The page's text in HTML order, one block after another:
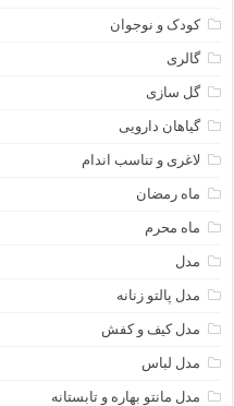
کودک و نوجوان
گالری
گل سازی
گیاهان دارویی
لاغری و تناسب اندام
ماه رمضان
ماه محرم
مدل
مدل پالتو زنانه
مدل کیف و کفش
مدل لباس
مدل مانتو بهاره و تابستانه